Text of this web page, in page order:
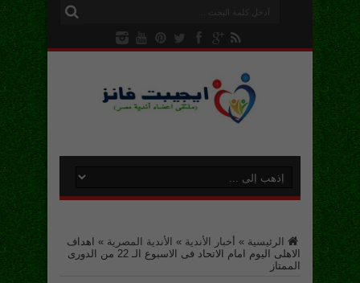
الرئيسية » أخبار الأندية » الأندية المصرية » اهداف
الاهلى اليوم امام الاتحاد فى الاسبوع الـ 22 من الدورى
الممتاز